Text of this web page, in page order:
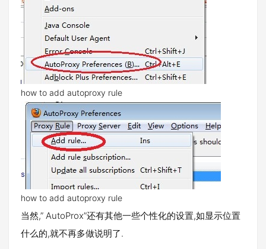
how to add autoproxy rule
how to add autoproxy rule
当然,” AutoProx”还有其他一些个性化的设置,如显示位置
什么的,就不再多做说明了.